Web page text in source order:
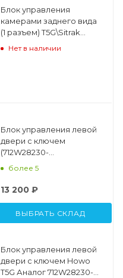
Блок управления
камерами заднего вида
(1 разъем) T5G\Sitrak
Нет в наличии
Блок управления левой
двери с ключем
(712W28230-
6024+712W28230-6221)
более 5
13 200 ₽
ВЫБРАТЬ СКЛАД
Блок управления левой
двери с ключем Howo
T5G Аналог 712W28230-